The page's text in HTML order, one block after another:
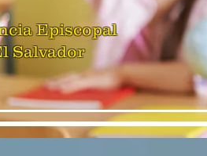
Episcopal
Salvador